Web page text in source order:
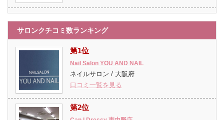
サロンクチコミ数ランキング
第1位
Nail Salon YOU AND NAIL
ネイルサロン / 大阪府
口コミ一覧を見る
第2位